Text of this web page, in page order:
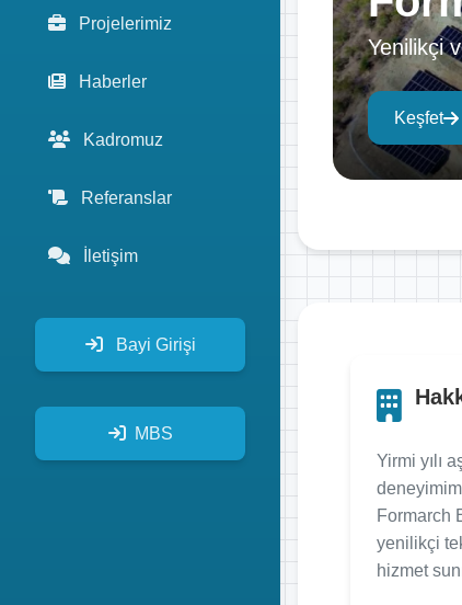
Projelerimiz
Haberler
Kadromuz
Referanslar
İletişim
Bayi Girişi
MBS
Yenilikçi
Keşfet
Yirmi yılı
Formarch
yenilikçi
hizmet